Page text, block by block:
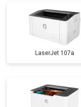
LaserJet 107a